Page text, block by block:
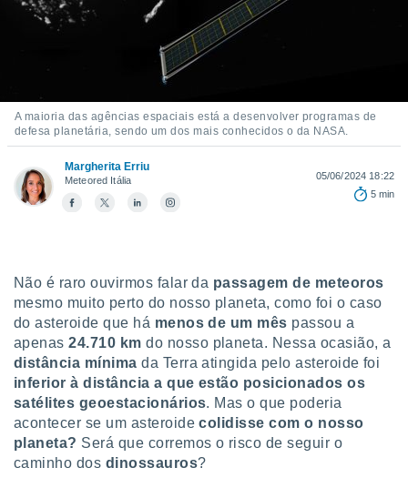
ou
o
no
com
Pode
na nossa
e
a
cookies
parte
CONFIGURAÇÕES
A maioria das agências espaciais está a desenvolver programas de
defesa planetária, sendo um dos mais conhecidos o da NASA.
Margherita Erriu
Meteored Itália
05/06/2024 18:22
5 min
Não é raro ouvirmos falar da passagem de meteoros
mesmo muito perto do nosso planeta, como foi o caso
do asteroide que há menos de um mês passou a
apenas24.710 kmdo nosso planeta. Nessa ocasião, a
distância mínima da Terra atingida pelo asteroide foi
inferior à distância a que estão posicionados os
satélites geoestacionários. Mas o que poderia
acontecer se um asteroidecolidisse com o nosso
planeta? Será que corremos o risco de seguir o
caminho dos dinossauros?